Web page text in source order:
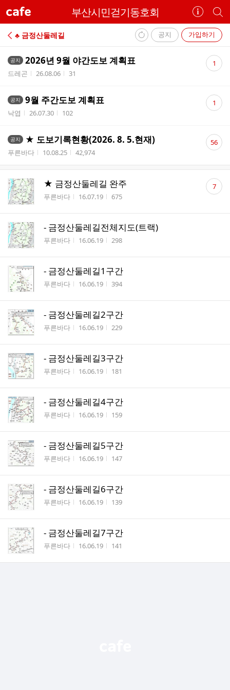
cafe 부산시민걷기동호회
카
페
정
보
개
별
카
페
검
색
공지 가입하기
♣ 금정산둘레길
공지 2026년 9월 야간도보 계획표
작성자
드레곤 작성시간
26.08.06 조회수
31
댓
글 1
공지 9월 주간도보 계획표
작성자
낙엽 작성시간
26.07.30 조회수
102
댓
글 1
공지 ★ 도보기록현황(2026. 8. 5.현재)
작성자
푸른바다 작성시간
10.08.25 조회수
42,974
댓
글56
★ 금정산둘레길 완주
작성자
푸른바다 작성시간
16.07.19 조회수
675
댓
글 7
- 금정산둘레길전체지도(트랙)
작성자
푸른바다 작성시간
16.06.19 조회수
298
- 금정산둘레길1구간
작성자
푸른바다 작성시간
16.06.19 조회수
394
- 금정산둘레길2구간
작성자
푸른바다 작성시간
16.06.19 조회수
229
- 금정산둘레길3구간
작성자
푸른바다 작성시간
16.06.19 조회수
181
- 금정산둘레길4구간
작성자
푸른바다 작성시간
16.06.19 조회수
159
- 금정산둘레길5구간
작성자
푸른바다 작성시간
16.06.19 조회수
147
- 금정산둘레길6구간
작성자
푸른바다 작성시간
16.06.19 조회수
139
- 금정산둘레길7구간
작성자
푸른바다 작성시간
16.06.19 조회수
141